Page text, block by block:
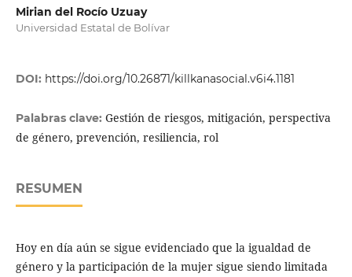
Mirian del Rocío Uzuay
Universidad Estatal de Bolívar
DOI: https://doi.org/10.26871/killkanasocial.v6i4.1181
Palabras clave: Gestión de riesgos, mitigación, perspectiva
de género, prevención, resiliencia, rol
RESUMEN
Hoy en día aún se sigue evidenciado que la igualdad de
género y la participación de la mujer sigue siendo limitada